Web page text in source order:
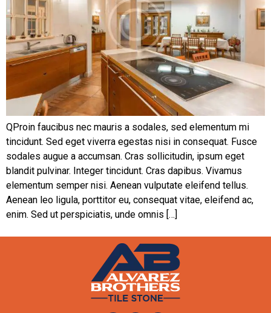
QProin faucibus nec mauris a sodales, sed elementum mi
tincidunt. Sed eget viverra egestas nisi in consequat. Fusce
sodales augue a accumsan. Cras sollicitudin, ipsum eget
blandit pulvinar. Integer tincidunt. Cras dapibus. Vivamus
elementum semper nisi. Aenean vulputate eleifend tellus.
Aenean leo ligula, porttitor eu, consequat vitae, eleifend ac,
enim. Sed ut perspiciatis, unde omnis […]